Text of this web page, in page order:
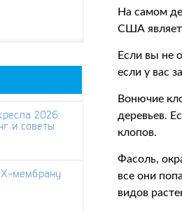
На самом
США
Если вы не
если у вас
Вонючие
деревьев.
клопов.
Фасоль,
все они
видов
2026:
и советы
мембрану